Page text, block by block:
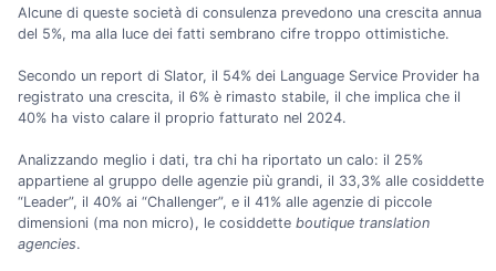
Alcune di queste società di consulenza prevedono una crescita annua
del 5%, ma alla luce dei fatti sembrano cifre troppo ottimistiche.
Secondo un report di Slator, il 54% dei Language Service Provider ha
registrato una crescita, il 6% è rimasto stabile, il che implica che il
40% ha visto calare il proprio fatturato nel 2024.
Analizzando meglio i dati, tra chi ha riportato un calo: il 25%
appartiene al gruppo delle agenzie più grandi, il 33,3% alle cosiddette
“Leader”, il 40% ai “Challenger”, e il 41% alle agenzie di piccole
dimensioni (ma non micro), le cosiddette boutique translation
agencies.